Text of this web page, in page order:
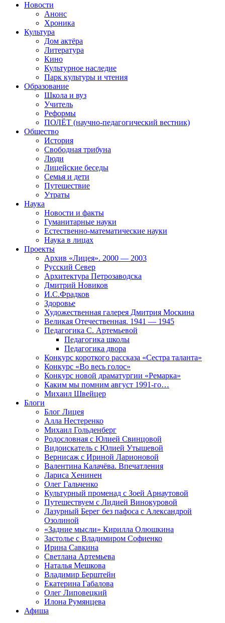
Новости
Анонс
Хроника
Культура
Дом актёра
Литература
Кино
Культурное наследие
Парк культуры и чтения
Образование
Школа и вуз
Учитель
Реформы
ПОЛЁТ (научно-педагогический вестник)
Общество
История
Свободная трибуна
Люди
Лицейские беседы
Семья и дети
Путешествие
Утраты
Наука
Новости и факты
Гуманитарные науки
Естественно-математические науки
Наука в лицах
Проекты
Архив «Лицея». 2000 — 2003
Русский Север
Архитектура Петрозаводска
Дмитрий Новиков
И.С.Фрадков
Здоровье
Художественная галерея Дмитрия Москина
Великая Отечественная. 1941 — 1945
Педагогика С. Артемьевой
Педагогика школы
Педагогика двора
Конкурс короткого рассказа «Сестра таланта»
Конкурс «Во весь голос»
Конкурс новой драматургии «Ремарка»
Каким мы помним август 1991-го…
Михаил Швейцер
Блоги
Блог Лицея
Алла Нестеренко
Михаил Гольденберг
Родословная с Юлией Свинцовой
Видоискатель с Юлией Утышевой
Вернисаж с Ириной Ларионовой
Валентина Калачёва. Впечатления
Лариса Хенинен
Олег Гальченко
Культурный променад с Зоей Арнаутовой
Путешествуем с Лидией Винокуровой
Лазурный Берег без пафоса с Александрой
Озолиной
«Задние мысли» Кирилла Олюшкина
Застолье с Владимиром Софиенко
Ирина Савкина
Светлана Артемьева
Наталья Мешкова
Владимир Берштейн
Екатерина Габалова
Олег Липовецкий
Илона Румянцева
Афиша